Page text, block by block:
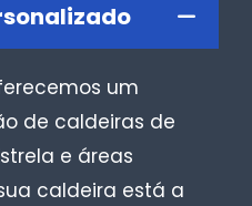
um
de caldeiras de
e áreas
caldeira está a